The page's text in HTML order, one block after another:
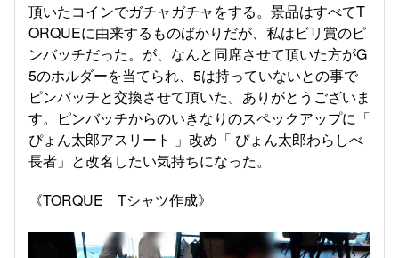
頂いたコインでガチャガチャをする。景品はすべてT
ORQUEに由来するものばかりだが、私はビリ賞のピ
ンバッチだった。が、なんと同席させて頂いた方がG
5のホルダーを当てられ、5は持っていないとの事で
ピンバッチと交換させて頂いた。ありがとうございま
す。ピンバッチからのいきなりのスペックアップに「
ぴょん太郎アスリート 」改め「 ぴょん太郎わらしべ
長者」と改名したい気持ちになった。
《TORQUE Tシャツ作成》